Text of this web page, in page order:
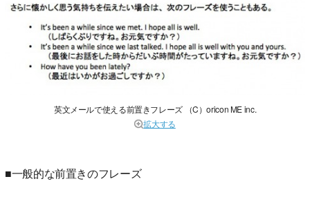
英文メールで使える前置きフレーズ （C）oricon ME inc.
拡大する
■一般的な前置きのフレーズ